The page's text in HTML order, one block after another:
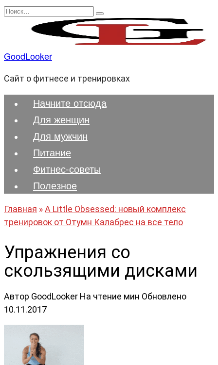
Перейти
содержанию
Search
GoodLooker
Сайт о фитнесе и тренировках
Начните отсюда
Для женщин
Для мужчин
Питание
Фитнес-советы
Полезноe
Главная »A Little Obsessed: новый комплекс
тренировок от Отумн Калабрес на все тело
Упражнения со
скользящими дисками
Автор GoodLooker На чтение мин Обновлено
10.11.2017